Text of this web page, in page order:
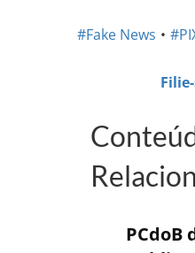
#Fake News
PCdoB